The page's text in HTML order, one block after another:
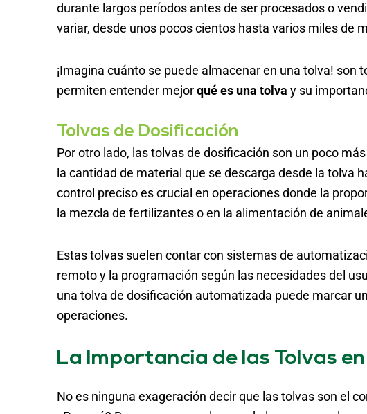
durante largos períodos antes de ser procesados o
variar, desde unos pocos cientos hasta varios miles de
¡Imagina cuánto se puede almacenar en una tolva! son
permiten entender mejorqué es una tolva y su
Tolvas de Dosificación
Por otro lado, las tolvas de dosificación son un poco
la cantidad de material que se descarga desde la tolva
control preciso es crucial en operaciones donde la
la mezcla de fertilizantes o en la alimentación de
Estas tolvas suelen contar con sistemas de
remoto y la programación según las necesidades del
una tolva de dosificación automatizada puede marcar
operaciones.
La Importancia de las Tolvas
No es ninguna exageración decir que las tolvas son el